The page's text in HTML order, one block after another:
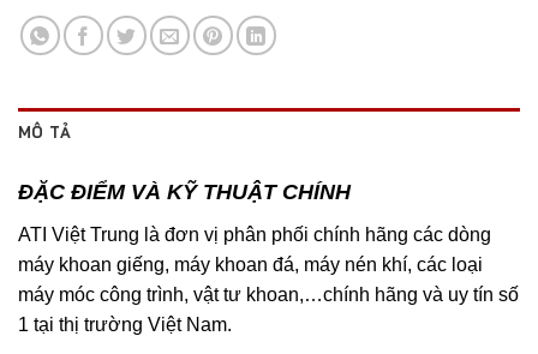
MÔ TẢ
ĐẶC ĐIỂM VÀ KỸ THUẬT CHÍNH
ATI Việt Trung là đơn vị phân phối chính hãng các dòng
máy khoan giếng, máy khoan đá, máy nén khí, các loại
máy móc công trình, vật tư khoan,…chính hãng và uy tín số
1 tại thị trường Việt Nam.